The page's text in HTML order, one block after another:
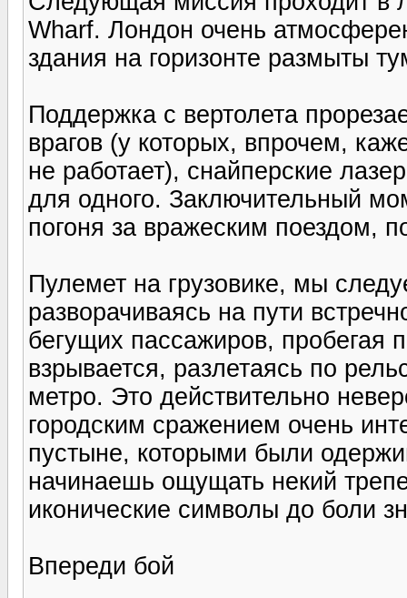
Wharf. Лондон очень
здания на горизонте размыты
Поддержка с вертолета
врагов (у которых, впрочем,
не работает), снайперские
для одного. Заключительный
погоня за вражеским поездом,
Пулемет на грузовике, мы
разворачиваясь на пути
бегущих пассажиров, пробегая
взрывается, разлетаясь по
метро. Это действительно
городским сражением очень
пустыне, которыми были
начинаешь ощущать некий
иконические символы до боли
Впереди бой